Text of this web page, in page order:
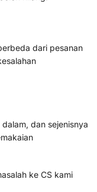
dari pesanan
dan sejenisnya
ke CS kami